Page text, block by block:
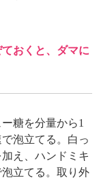
おくと、ダマに
糖を分量から1
泡立てる。白っ
え、ハンドミキ
立てる。取り外